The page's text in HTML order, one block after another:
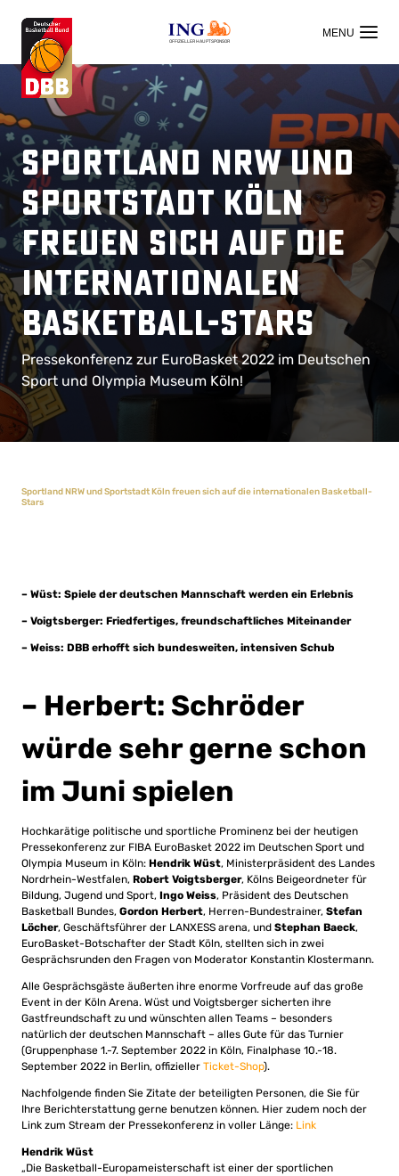
OFFIZIELLER HAUPTSPONSOR
Sportland NRW und
Sportstadt Köln
freuen sich auf die
internationalen
Basketball-Stars
Pressekonferenz zur EuroBasket 2022 im Deutschen
Sport und Olympia Museum Köln!
Sportland NRW und Sportstadt Köln freuen sich auf die internationalen Basketball-
Stars
– Wüst: Spiele der deutschen Mannschaft werden ein Erlebnis
– Voigtsberger: Friedfertiges, freundschaftliches Miteinander
– Weiss: DBB erhofft sich bundesweiten, intensiven Schub
– Herbert: Schröder
würde sehr gerne schon
im Juni spielen
Hochkarätige politische und sportliche Prominenz bei der heutigen
Pressekonferenz zur FIBA EuroBasket 2022 im Deutschen Sport und
Olympia Museum in Köln: Hendrik Wüst, Ministerpräsident des Landes
Nordrhein-Westfalen, Robert Voigtsberger, Kölns Beigeordneter für
Bildung, Jugend und Sport, Ingo Weiss, Präsident des Deutschen
Basketball Bundes, Gordon Herbert, Herren-Bundestrainer, Stefan
Löcher, Geschäftsführer der LANXESS arena, und Stephan Baeck,
EuroBasket-Botschafter der Stadt Köln, stellten sich in zwei
Gesprächsrunden den Fragen von Moderator Konstantin Klostermann.
Alle Gesprächsgäste äußerten ihre enorme Vorfreude auf das große
Event in der Köln Arena. Wüst und Voigtsberger sicherten ihre
Gastfreundschaft zu und wünschten allen Teams – besonders
natürlich der deutschen Mannschaft – alles Gute für das Turnier
(Gruppenphase 1.-7. September 2022 in Köln, Finalphase 10.-18.
September 2022 in Berlin, offizieller Ticket-Shop).
Nachfolgende finden Sie Zitate der beteiligten Personen, die Sie für
Ihre Berichterstattung gerne benutzen können. Hier zudem noch der
Link zum Stream der Pressekonferenz in voller Länge: Link
Hendrik Wüst
„Die Basketball-Europameisterschaft ist einer der sportlichen